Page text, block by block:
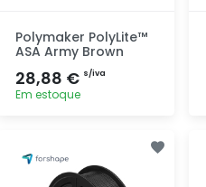
Polymaker PolyLite™
ASA Army Brown
28,88 € s/iva
Em estoque